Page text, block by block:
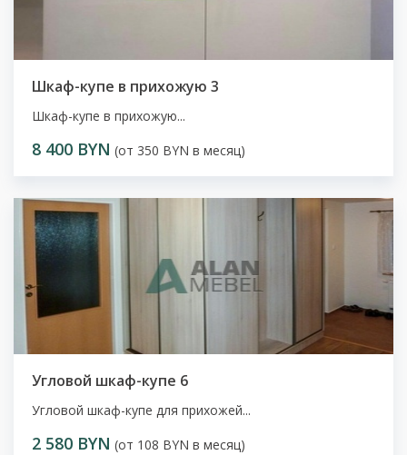
Шкаф-купе в прихожую 3
Шкаф-купе в прихожую...
8 400 BYN (от 350 BYN в месяц)
Угловой шкаф-купе 6
Угловой шкаф-купе для прихожей...
2 580 BYN (от 108 BYN в месяц)